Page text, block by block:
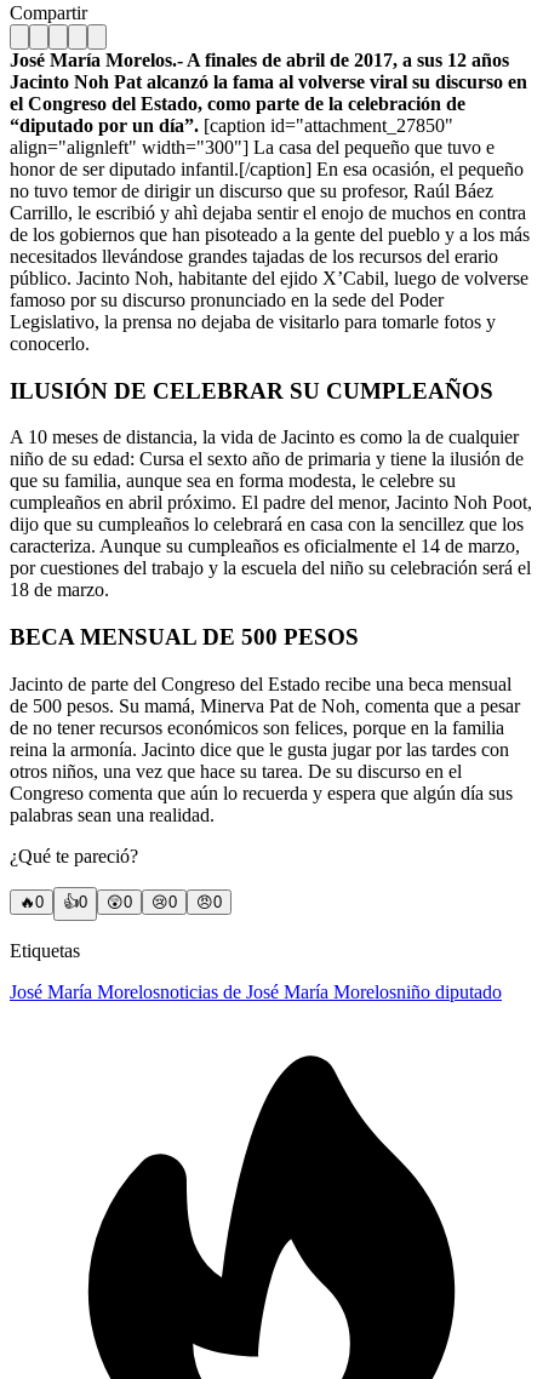
Compartir
José María Morelos.- A finales de abril de 2017, a sus 12 años
Jacinto Noh Pat alcanzó la fama al volverse viral su discurso en
el Congreso del Estado, como parte de la celebración de
“diputado por un día”. [caption id="attachment_27850"
align="alignleft" width="300"] La casa del pequeño que tuvo e
honor de ser diputado infantil.[/caption] En esa ocasión, el pequeño
no tuvo temor de dirigir un discurso que su profesor, Raúl Báez
Carrillo, le escribió y ahì dejaba sentir el enojo de muchos en contra
de los gobiernos que han pisoteado a la gente del pueblo y a los más
necesitados llevándose grandes tajadas de los recursos del erario
público. Jacinto Noh, habitante del ejido X’Cabil, luego de volverse
famoso por su discurso pronunciado en la sede del Poder
Legislativo, la prensa no dejaba de visitarlo para tomarle fotos y
conocerlo.
ILUSIÓN DE CELEBRAR SU CUMPLEAÑOS
A 10 meses de distancia, la vida de Jacinto es como la de cualquier
niño de su edad: Cursa el sexto año de primaria y tiene la ilusión de
que su familia, aunque sea en forma modesta, le celebre su
cumpleaños en abril próximo. El padre del menor, Jacinto Noh Poot,
dijo que su cumpleaños lo celebrará en casa con la sencillez que los
caracteriza. Aunque su cumpleaños es oficialmente el 14 de marzo,
por cuestiones del trabajo y la escuela del niño su celebración será el
18 de marzo.
BECA MENSUAL DE 500 PESOS
Jacinto de parte del Congreso del Estado recibe una beca mensual
de 500 pesos. Su mamá, Minerva Pat de Noh, comenta que a pesar
de no tener recursos económicos son felices, porque en la familia
reina la armonía. Jacinto dice que le gusta jugar por las tardes con
otros niños, una vez que hace su tarea. De su discurso en el
Congreso comenta que aún lo recuerda y espera que algún día sus
palabras sean una realidad.
¿Qué te pareció?
🔥0 👍0 😲0 😢0 😠0
Etiquetas
José María Morelosnoticias de José María Morelosniño diputado